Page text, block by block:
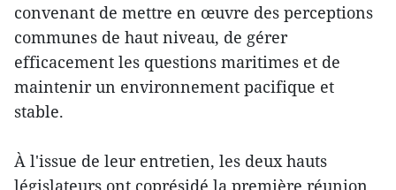
convenant de mettre en œuvre des perceptions
communes de haut niveau, de gérer
efficacement les questions maritimes et de
maintenir un environnement pacifique et
stable.
À l'issue de leur entretien, les deux hauts
législateurs ont coprésidé la première réunion